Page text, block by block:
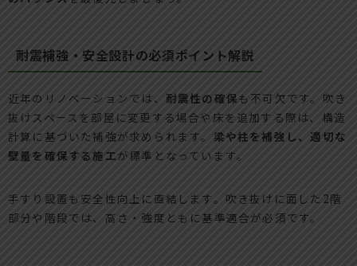
耐震補強・安全設計の必須ポイント解説
近年のリノベーションでは、 耐震性の確保も不可欠です。吹き
抜けスペースを部屋に変更する場合や床を追加する際は、構造
計算に基づいた補強が求められます。 梁や柱を補強し、適切な
壁量を確保する施工が標準となっています。
手すり設置も安全性向上に直結します。吹き抜けに面した2階
部分や階段では、高さ・強度ともに基準適合が必須です。